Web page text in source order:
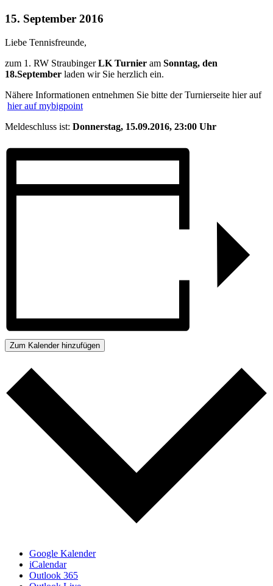
15. September 2016
Liebe Tennisfreunde,
zum 1. RW StraubingerLK Turnier am Sonntag, den
18.September laden wir Sie herzlich ein.
Nähere Informationen entnehmen Sie bitte der Turnierseite hier auf
hier auf mybigpoint
Meldeschluss ist: Donnerstag, 15.09.2016, 23:00 Uhr
Zum Kalender hinzufügen
Google Kalender
iCalendar
Outlook 365